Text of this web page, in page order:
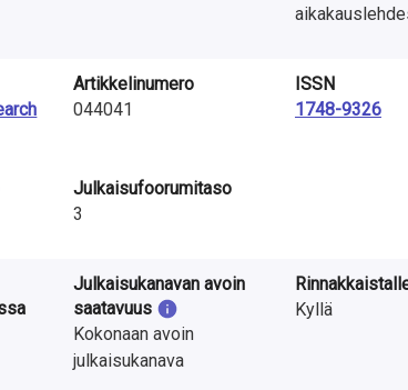
Artikkelinumero
044041
ISSN
1748-9326
Julkaisufoorumitaso
3
Julkaisukanavan avoin
saatavuus
Kokonaan avoin
julkaisukanava
Kyllä